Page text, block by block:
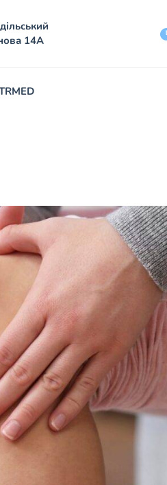
14А